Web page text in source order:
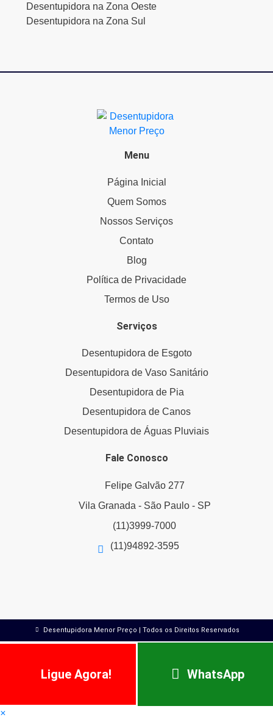
Desentupidora na Zona Oeste
Desentupidora na Zona Sul
Menu
Página Inicial
Quem Somos
Nossos Serviços
Contato
Blog
Política de Privacidade
Termos de Uso
Serviços
Desentupidora de Esgoto
Desentupidora de Vaso Sanitário
Desentupidora de Pia
Desentupidora de Canos
Desentupidora de Águas Pluviais
Fale Conosco
Felipe Galvão 277
Vila Granada - São Paulo - SP
(11)3999-7000
(11)94892-3595
Desentupidora Menor Preço | Todos os Direitos Reservados
Ligue Agora! WhatsApp
×